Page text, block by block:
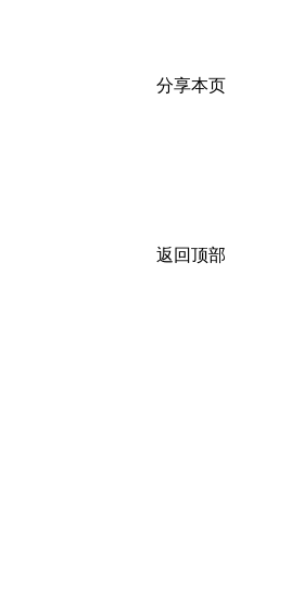
分享本页
返回顶部